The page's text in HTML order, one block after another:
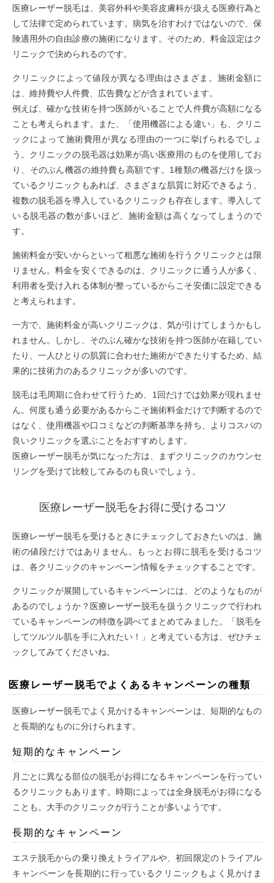
医療レーザー脱毛は、美容外科や美容皮膚科が扱える医療行為と
して法律で定められています。病気を治すわけではないので、保
険適用外の自由診療の施術になります。そのため、料金設定はク
リニックで決められるのです。
クリニックによって値段が異なる理由はさまざま。施術金額に
は、維持費や人件費、広告費などが含まれています。
例えば、確かな技術を持つ医師がいることで人件費が高額になる
ことも考えられます。また、「使用機器による違い」も、クリニ
ックによって施術費用が異なる理由の一つに挙げられるでしょ
う。クリニックの脱毛器は効果が高い医療用のものを使用してお
り、そのぶん機器の維持費も高額です。1種類の機器だけを扱っ
ているクリニックもあれば、さまざまな肌質に対応できるよう、
複数の脱毛器を導入しているクリニックも存在します。導入して
いる脱毛器の数が多いほど、施術金額は高くなってしまうので
す。
施術料金が安いからといって粗悪な施術を行うクリニックとは限
りません。料金を安くできるのは、クリニックに通う人が多く、
利用者を受け入れる体制が整っているからこそ安価に設定できる
と考えられます。
一方で、施術料金が高いクリニックは、気が引けてしまうかもし
れません。しかし、そのぶん確かな技術を持つ医師が在籍してい
たり、一人ひとりの肌質に合わせた施術ができたりするため、結
果的に技術力のあるクリニックが多いのです。
脱毛は毛周期に合わせて行うため、1回だけでは効果が現れませ
ん。何度も通う必要があるからこそ施術料金だけで判断するので
はなく、使用機器や口コミなどの判断基準を持ち、よりコスパの
良いクリニックを選ぶことをおすすめします。
医療レーザー脱毛が気になった方は、まずクリニックのカウンセ
リングを受けて比較してみるのも良いでしょう。
医療レーザー脱毛をお得に受けるコツ
医療レーザー脱毛を受けるときにチェックしておきたいのは、施
術の値段だけではありません。もっとお得に脱毛を受けるコツ
は、各クリニックのキャンペーン情報をチェックすることです。
クリニックが展開しているキャンペーンには、どのようなものが
あるのでしょうか？医療レーザー脱毛を扱うクリニックで行われ
ているキャンペーンの特徴を調べてまとめてみました。「脱毛を
してツルツル肌を手に入れたい！」と考えている方は、ぜひチェ
ックしてみてくださいね。
医療レーザー脱毛でよくあるキャンペーンの種類
医療レーザー脱毛でよく見かけるキャンペーンは、短期的なもの
と長期的なものに分けられます。
短期的なキャンペーン
月ごとに異なる部位の脱毛がお得になるキャンペーンを行ってい
るクリニックもあります。時期によっては全身脱毛がお得になる
ことも。大手のクリニックが行うことが多いようです。
長期的なキャンペーン
エステ脱毛からの乗り換えトライアルや、初回限定のトライアル
キャンペーンを長期的に行っているクリニックもよく見かけま